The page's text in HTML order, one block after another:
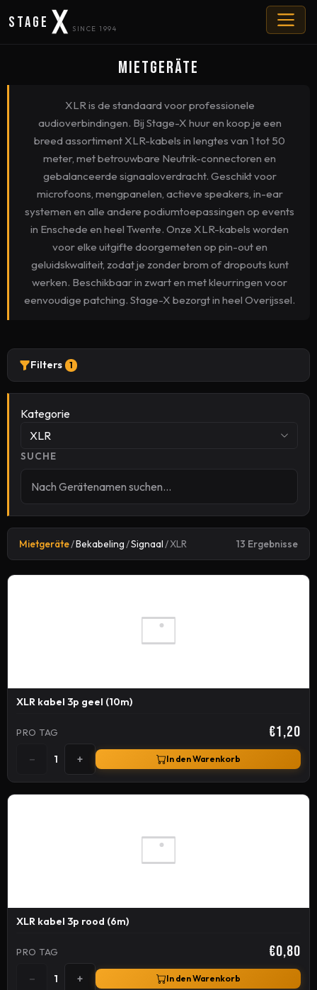
Stage SINCE 1994
Mietgeräte
XLR is de standaard voor professionele
audioverbindingen. Bij Stage-X huur en koop je een
breed assortiment XLR-kabels in lengtes van 1 tot 50
meter, met betrouwbare Neutrik-connectoren en
gebalanceerde signaaloverdracht. Geschikt voor
microfoons, mengpanelen, actieve speakers, in-ear
systemen en alle andere podiumtoepassingen op events
in Enschede en heel Twente. Onze XLR-kabels worden
voor elke uitgifte doorgemeten op pin-out en
geluidskwaliteit, zodat je zonder brom of dropouts kunt
werken. Beschikbaar in zwart en met kleurringen voor
eenvoudige patching. Stage-X bezorgt in heel Overijssel.
Filters 1
Kategorie
XLR
SUCHE
Mietgeräte/Bekabeling/Signaal/XLR 13 Ergebnisse
XLR kabel 3p geel (10m)
PRO TAG €1,20
− 1 + In den Warenkorb
XLR kabel 3p rood (6m)
PRO TAG €0,80
− 1 + In den Warenkorb